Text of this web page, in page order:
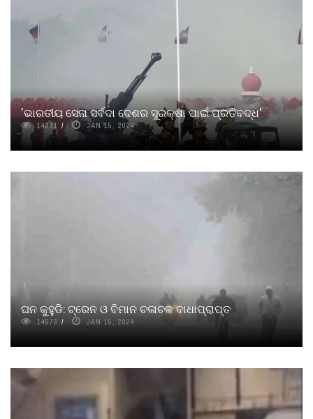
'ଭାରତୀୟ ସେନା ସର୍ବଦା ଦେଶର ସୁରକ୍ଷା ପାଇଁ ପ୍ରତିବଦ୍ଧ'
14331 JAN 15, 2024
ଘନ କୁହୁଡି: ଟ୍ରେନ ଓ ବିମାନ ଚଳାଚଳ ବାଧାପ୍ରାପ୍ତ
14573 JAN 15, 2024